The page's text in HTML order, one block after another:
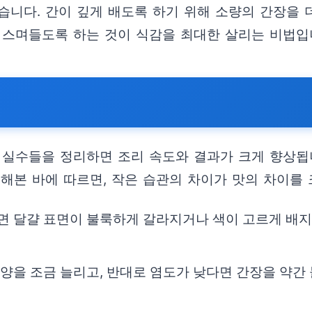
니다. 간이 깊게 배도록 하기 위해 소량의 간장을
며들도록 하는 것이 식감을 최대한 살리는 비법입
수들을 정리하면 조리 속도와 결과가 크게 향상
본 바에 따르면, 작은 습관의 차이가 맛의 차이를
달걀 표면이 불룩하게 갈라지거나 색이 고르게 배
을 조금 늘리고, 반대로 염도가 낮다면 간장을 약